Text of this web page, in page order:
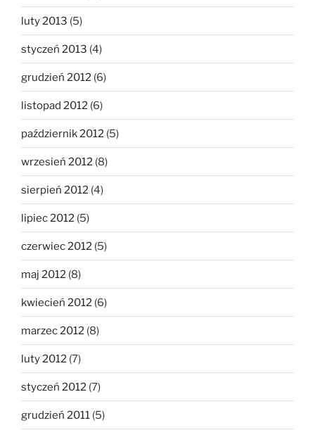
luty 2013 (5)
styczeń 2013 (4)
grudzień 2012 (6)
listopad 2012 (6)
październik 2012 (5)
wrzesień 2012 (8)
sierpień 2012 (4)
lipiec 2012 (5)
czerwiec 2012 (5)
maj 2012 (8)
kwiecień 2012 (6)
marzec 2012 (8)
luty 2012 (7)
styczeń 2012 (7)
grudzień 2011 (5)